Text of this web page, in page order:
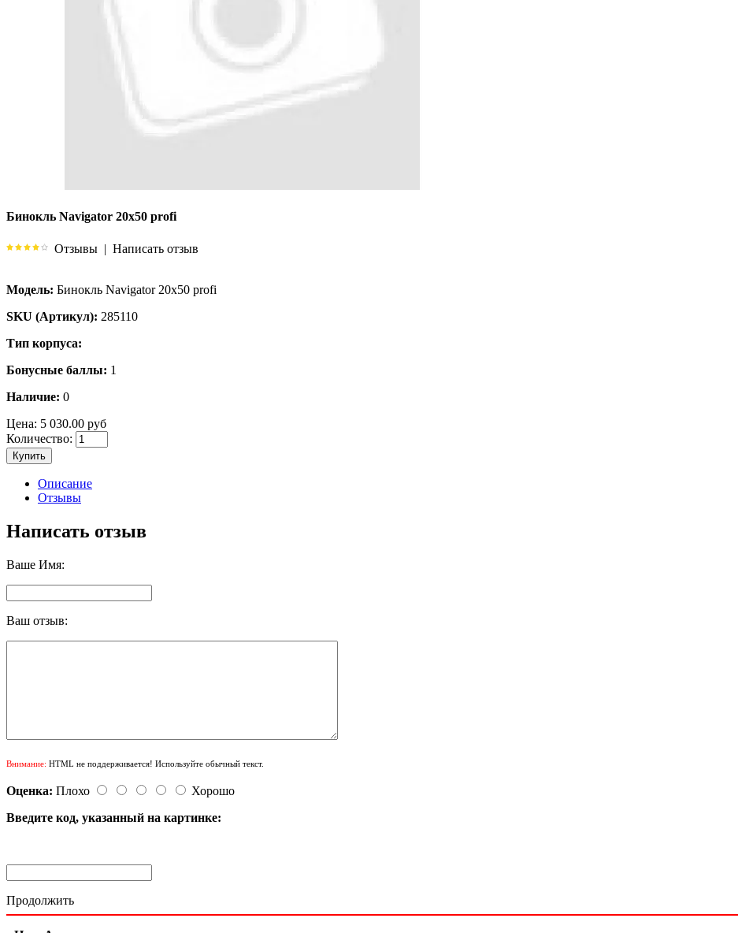
Бинокль Navigator 20x50 profi
Отзывы | Написать отзыв
Модель: Бинокль Navigator 20x50 profi
SKU (Артикул): 285110
Тип корпуса:
Бонусные баллы: 1
Наличие: 0
Цена: 5 030.00 руб
Количество:
Купить
Описание
Отзывы
Написать отзыв
Ваше Имя:
Ваш отзыв:
Внимание: HTML не поддерживается! Используйте обычный текст.
Оценка: Плохо
Хорошо
Введите код, указанный на картинке:
Продолжить